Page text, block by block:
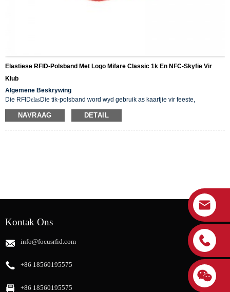
Elastiese RFID-Polsband Met Logo Mifare Classic 1k En NFC-Skyfie Vir
Klub
Algemene Beskrywing
Die RFIDelasDie tik-polsband word wyd gebruik as kaartjie vir feeste,
waterparke en sportgeleenthede. Dit is robuust, waterdig, stofbestand en
goedkoop. Dit is modieus en intelligent ontwerp. Dit kan ook gebruik word vir
NAVRAAG DETAIL
Kontak Ons
info@focusrfid.com
+86 18560195575
+86 18560195575